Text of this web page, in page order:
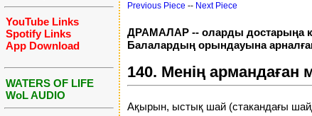
YouTube Links
Spotify Links
App Download
WATERS OF LIFE
WoL AUDIO
Previous Piece -- Next Piece
ДРАМАЛАР -- оларды достарыңа
Балалардың орындауына
140. Менің
Ақырын, ыстық шай (стакандағы